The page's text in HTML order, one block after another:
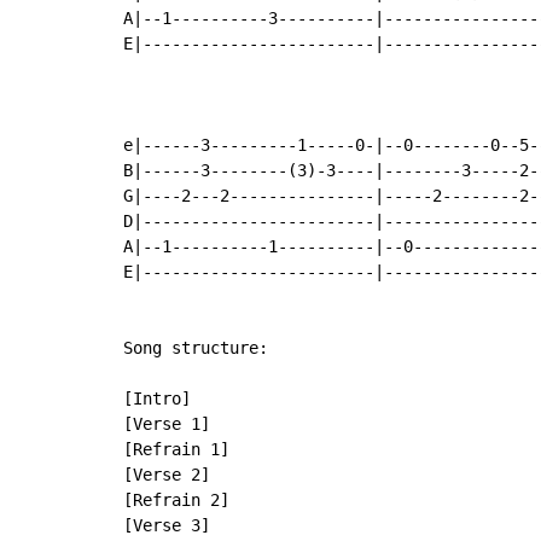
A|--1----------3----------
E|------------------------
e|------3---------1-----0-|--0--------0--
B|------3--------(3)-3----|--------3-----
G|----2---2---------------|-----2--------
D|------------------------
A|--1----------1----------|--
E|------------------------
Song structure:
[Intro]
[Verse 1]
[Refrain 1]
[Verse 2]
[Refrain 2]
[Verse 3]